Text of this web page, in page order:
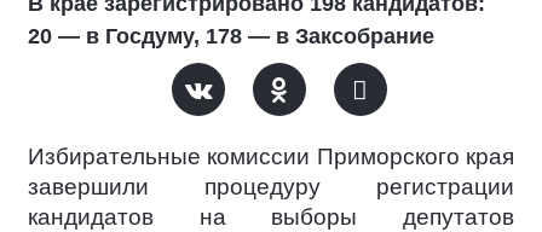
20 — в Госдуму, 178 — в Заксобрание
Избирательные комиссии Приморского края
завершили процедуру регистрации
кандидатов на выборы депутатов